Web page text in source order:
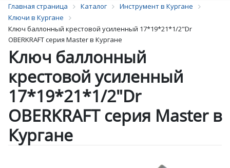
Главная страница Каталог
Инструмент в Кургане
Ключи в Кургане
Ключ баллонный крестовой усиленный 17*19*21*1/2"Dr
OBERKRAFT серия Master в Кургане
Ключ баллонный
крестовой усиленный
17*19*21*1/2"Dr
OBERKRAFT серия Master в
Кургане